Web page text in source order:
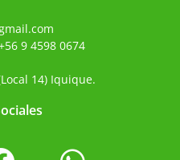
9 4598 0674
14) Iquique.